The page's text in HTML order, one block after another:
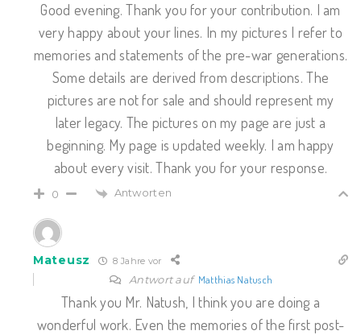
Good evening. Thank you for your contribution. I am
very happy about your lines. In my pictures I refer to
memories and statements of the pre-war generations.
Some details are derived from descriptions. The
pictures are not for sale and should represent my
later legacy. The pictures on my page are just a
beginning. My page is updated weekly. I am happy
about every visit. Thank you for your response.
0 Antworten
Mateusz 8 Jahre vor
Antwort auf Matthias Natusch
Thank you Mr. Natush, I think you are doing a
wonderful work. Even the memories of the first post-